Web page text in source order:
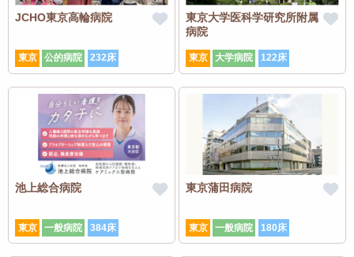
JCHO東京高輪病院
東京 公的病院 232床
東京大学医科学研究所附属
病院
東京 大学病院 122床
池上総合病院
東京 一般病院 384床
東京蒲田病院
東京 一般病院 180床